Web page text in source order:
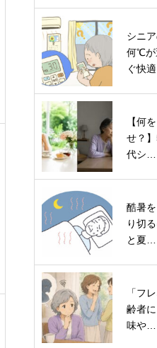
シニ
何℃が
ぐ快
【何
せ？
代シ…
酷暑
り切
と夏…
「フ
齢者
味や…